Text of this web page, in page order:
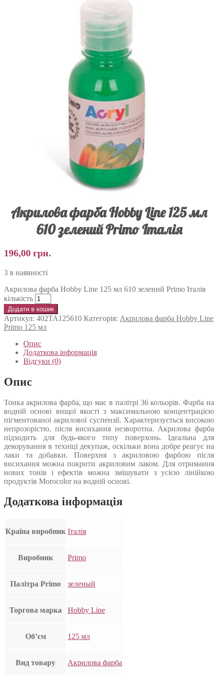
Акрилова фарба Hobby Line 125 мл
610 зелений Primo Італія
196,00 грн.
3 в наявності
Акрилова фарба Hobby Line 125 мл 610 зелений Primo Італія
кількість
Додати в кошик
Артикул: 402TA125610 Категорія: Акрилова фарба Hobby Line
Primo 125 мл
Опис
Додаткова інформація
Відгуки (0)
Опис
Тонка акрилова фарба, що має в палітрі 36 кольорів. Фарба на
водній основі вищої якості з максимальною концентрацією
пігментованої акрилової суспензії. Характеризується високою
непрозорістю, після висихання незворотна. Акрилова фарба
підходить для будь-якого типу поверхонь. Ідеальна для
декорування в техніці декупаж, оскільки вона добре реагує на
лаки та добавки. Поверхня з акриловою фарбою після
висихання можна покрити акриловим лаком. Для отримання
нових тонів і ефектів можна змішувати з усією лінійкою
продуктів Morocolor на водній основі.
Додаткова інформація
Країна виробник Італія
Виробник Primo
Палітра Primo зеленый
Торгова марка Hobby Line
Об’єм 125 мл
Вид товару Акрилова фарба